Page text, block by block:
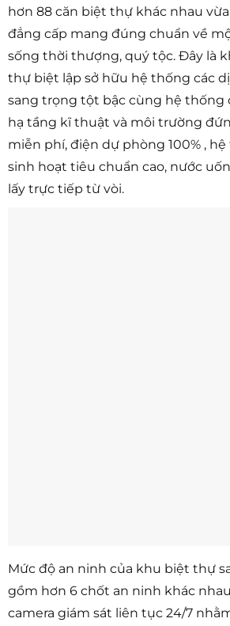
hơn 88 căn biệt thự khác nhau
đẳng cấp mang đúng chuẩn về
sống thời thượng, quý tộc. Đây là
thự biệt lập sở hữu hệ thống các
sang trọng tột bậc cùng hệ thống
hạ tầng kĩ thuật và môi trường
miễn phí, điện dự phòng 100% ,
sinh hoạt tiêu chuẩn cao, nước
lấy trực tiếp từ vòi.
Mức độ an ninh của khu biệt thự
gồm hơn 6 chốt an ninh khác
camera giám sát liên tục 24/7